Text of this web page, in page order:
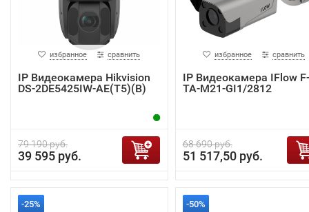
избранное сравнить
IP Видеокамера Hikvision
DS-2DE5425IW-AE(T5)(B)
79 190 руб.
39 595 руб.
избранное сравнить
IP Видеокамера IFlow F-
TA-M21-GI1/2812
68 690 руб.
51 517,50 руб.
-25% -50%